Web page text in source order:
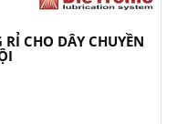
CHO DÂY CHUYỀN